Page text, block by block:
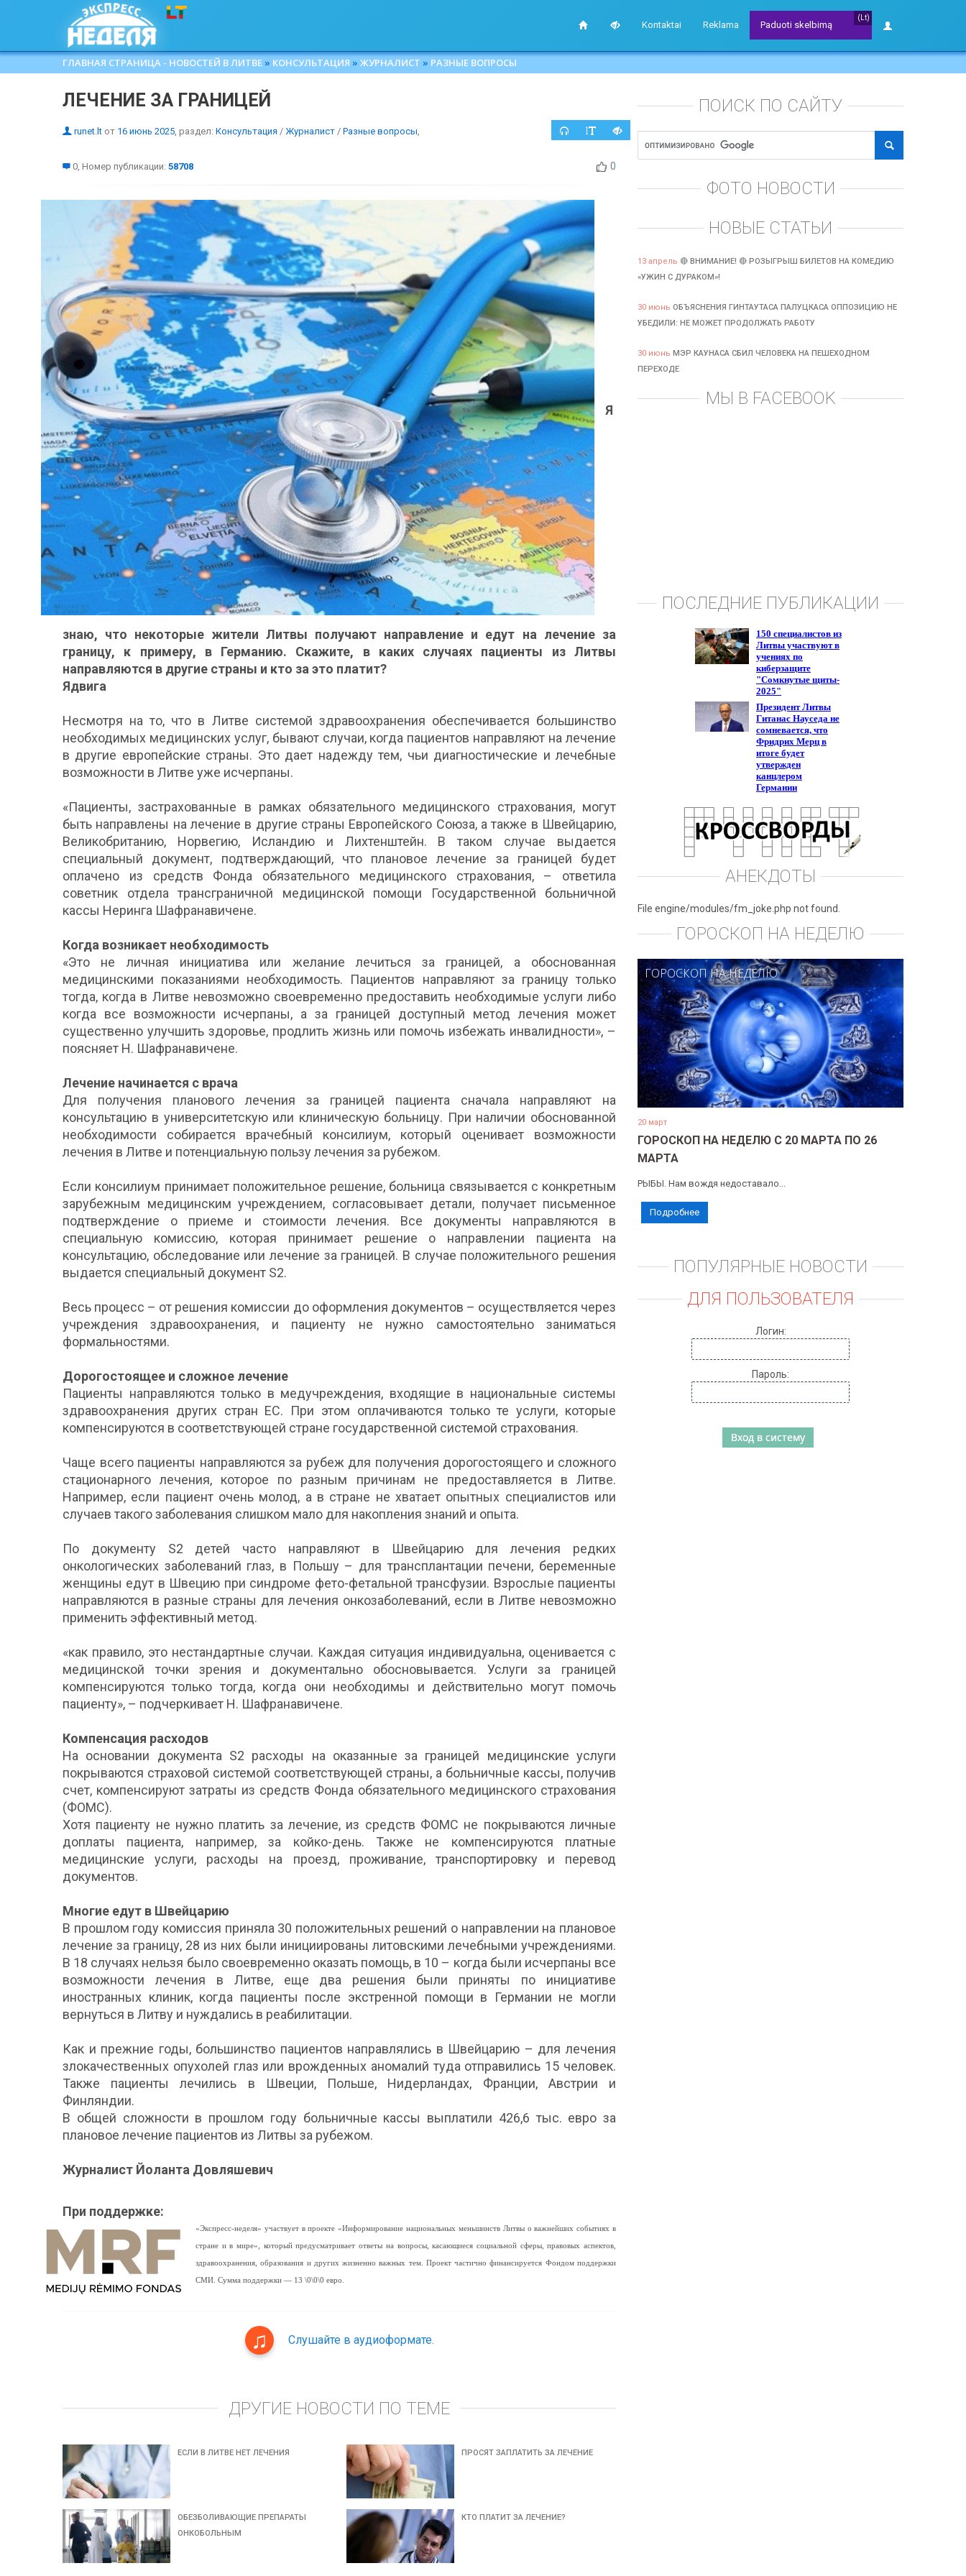
Kontaktai Reklama
(Lt)
Paduoti skelbimą
ГЛАВНАЯ СТРАНИЦА - НОВОСТЕЙ В ЛИТВЕ » КОНСУЛЬТАЦИЯ » ЖУРНАЛИСТ » РАЗНЫЕ ВОПРОСЫ
ЛЕЧЕНИЕ ЗА ГРАНИЦЕЙ
runet.lt от 16 июнь 2025, раздел: Консультация / Журналист / Разные вопросы,
0, Номер публикации: 58708 0
Я
знаю, что некоторые жители Литвы получают направление и едут на лечение за
границу, к примеру, в Германию. Скажите, в каких случаях пациенты из Литвы
направляются в другие страны и кто за это платит?
Ядвига
Несмотря на то, что в Литве системой здравоохранения обеспечивается большинство
необходимых медицинских услуг, бывают случаи, когда пациентов направляют на лечение
в другие европейские страны. Это дает надежду тем, чьи диагностические и лечебные
возможности в Литве уже исчерпаны.
«Пациенты, застрахованные в рамках обязательного медицинского страхования, могут
быть направлены на лечение в другие страны Европейского Союза, а также в Швейцарию,
Великобританию, Норвегию, Исландию и Лихтенштейн. В таком случае выдается
специальный документ, подтверждающий, что плановое лечение за границей будет
оплачено из средств Фонда обязательного медицинского страхования, – ответила
советник отдела трансграничной медицинской помощи Государственной больничной
кассы Неринга Шафранавичене.
Когда возникает необходимость
«Это не личная инициатива или желание лечиться за границей, а обоснованная
медицинскими показаниями необходимость. Пациентов направляют за границу только
тогда, когда в Литве невозможно своевременно предоставить необходимые услуги либо
когда все возможности исчерпаны, а за границей доступный метод лечения может
существенно улучшить здоровье, продлить жизнь или помочь избежать инвалидности», –
поясняет Н. Шафранавичене.
Лечение начинается с врача
Для получения планового лечения за границей пациента сначала направляют на
консультацию в университетскую или клиническую больницу. При наличии обоснованной
необходимости собирается врачебный консилиум, который оценивает возможности
лечения в Литве и потенциальную пользу лечения за рубежом.
Если консилиум принимает положительное решение, больница связывается с конкретным
зарубежным медицинским учреждением, согласовывает детали, получает письменное
подтверждение о приеме и стоимости лечения. Все документы направляются в
специальную комиссию, которая принимает решение о направлении пациента на
консультацию, обследование или лечение за границей. В случае положительного решения
выдается специальный документ S2.
Весь процесс – от решения комиссии до оформления документов – осуществляется через
учреждения здравоохранения, и пациенту не нужно самостоятельно заниматься
формальностями.
Дорогостоящее и сложное лечение
Пациенты направляются только в медучреждения, входящие в национальные системы
здравоохранения других стран ЕС. При этом оплачиваются только те услуги, которые
компенсируются в соответствующей стране государственной системой страхования.
Чаще всего пациенты направляются за рубеж для получения дорогостоящего и сложного
стационарного лечения, которое по разным причинам не предоставляется в Литве.
Например, если пациент очень молод, а в стране не хватает опытных специалистов или
случаев такого заболевания слишком мало для накопления знаний и опыта.
По документу S2 детей часто направляют в Швейцарию для лечения редких
онкологических заболеваний глаз, в Польшу – для трансплантации печени, беременные
женщины едут в Швецию при синдроме фето-фетальной трансфузии. Взрослые пациенты
направляются в разные страны для лечения онкозаболеваний, если в Литве невозможно
применить эффективный метод.
«как правило, это нестандартные случаи. Каждая ситуация индивидуальна, оценивается с
медицинской точки зрения и документально обосновывается. Услуги за границей
компенсируются только тогда, когда они необходимы и действительно могут помочь
пациенту», – подчеркивает Н. Шафранавичене.
Компенсация расходов
На основании документа S2 расходы на оказанные за границей медицинские услуги
покрываются страховой системой соответствующей страны, а больничные кассы, получив
счет, компенсируют затраты из средств Фонда обязательного медицинского страхования
(ФОМС).
Хотя пациенту не нужно платить за лечение, из средств ФОМС не покрываются личные
доплаты пациента, например, за койко-день. Также не компенсируются платные
медицинские услуги, расходы на проезд, проживание, транспортировку и перевод
документов.
Многие едут в Швейцарию
В прошлом году комиссия приняла 30 положительных решений о направлении на плановое
лечение за границу, 28 из них были инициированы литовскими лечебными учреждениями.
В 18 случаях нельзя было своевременно оказать помощь, в 10 – когда были исчерпаны все
возможности лечения в Литве, еще два решения были приняты по инициативе
иностранных клиник, когда пациенты после экстренной помощи в Германии не могли
вернуться в Литву и нуждались в реабилитации.
Как и прежние годы, большинство пациентов направлялись в Швейцарию – для лечения
злокачественных опухолей глаз или врожденных аномалий туда отправились 15 человек.
Также пациенты лечились в Швеции, Польше, Нидерландах, Франции, Австрии и
Финляндии.
В общей сложности в прошлом году больничные кассы выплатили 426,6 тыс. евро за
плановое лечение пациентов из Литвы за рубежом.
Журналист Йоланта Довляшевич
При поддержке:
«Экспресс-неделя» участвует в проекте «Информирование национальных меньшинств Литвы о важнейших событиях в
стране и в мире», который предусматривает ответы на вопросы, касающиеся социальной сферы, правовых аспектов,
здравоохранения, образования и других жизненно важных тем. Проект частично финансируется Фондом поддержки
СМИ. Сумма поддержки — 13 \0\0\0 евро.
Слушайте в аудиоформате.
ДРУГИЕ НОВОСТИ ПО ТЕМЕ
ЕСЛИ В ЛИТВЕ НЕТ ЛЕЧЕНИЯ ПРОСЯТ ЗАПЛАТИТЬ ЗА ЛЕЧЕНИЕ
ОБЕЗБОЛИВАЮЩИЕ ПРЕПАРАТЫ
ОНКОБОЛЬНЫМ
КТО ПЛАТИТ ЗА ЛЕЧЕНИЕ?
ПОИСК ПО САЙТУ
ФОТО НОВОСТИ
НОВЫЕ СТАТЬИ
13 апрель 🔴 ВНИМАНИЕ! 🔴 РОЗЫГРЫШ БИЛЕТОВ НА КОМЕДИЮ
«УЖИН С ДУРАКОМ»!
30 июнь ОБЪЯСНЕНИЯ ГИНТАУТАСА ПАЛУЦКАСА ОППОЗИЦИЮ НЕ
УБЕДИЛИ: НЕ МОЖЕТ ПРОДОЛЖАТЬ РАБОТУ
30 июнь МЭР КАУНАСА СБИЛ ЧЕЛОВЕКА НА ПЕШЕХОДНОМ
ПЕРЕХОДЕ
МЫ В FACEBOOK
ПОСЛЕДНИЕ ПУБЛИКАЦИИ
АНЕКДОТЫ
File engine/modules/fm_joke.php not found.
ГОРОСКОП НА НЕДЕЛЮ
ГОРОСКОП НА НЕДЕЛЮ
20 март
ГОРОСКОП НА НЕДЕЛЮ С 20 МАРТА ПО 26
МАРТА
РЫБЫ. Нам вождя недоставало...
Подробнее
ПОПУЛЯРНЫЕ НОВОСТИ
ДЛЯ ПОЛЬЗОВАТЕЛЯ
Логин:
Пароль: